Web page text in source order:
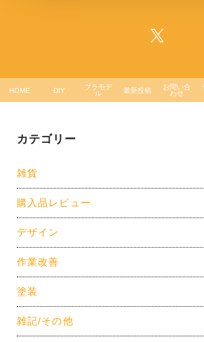
HOME DIY
プラモデ
ル
最新投稿
お問い合
わせ
カテゴリー
雑貨
購入品レビュー
デザイン
作業改善
塗装
雑記/その他